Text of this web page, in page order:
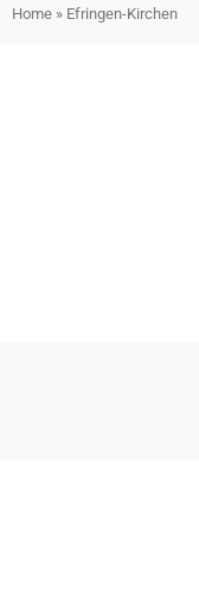
Home » Efringen-Kirchen